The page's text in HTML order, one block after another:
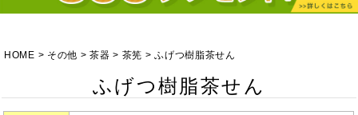
HOME その他 茶器 茶筅 ふげつ樹脂茶せん
ふげつ樹脂茶せん